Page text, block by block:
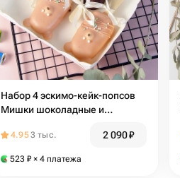
Набор 4 эскимо-кейк-попсов
Мишки шоколадные и
подруге, маме, любимой
4.953 тыс. 2 090₽
523 ₽ × 4 платежа